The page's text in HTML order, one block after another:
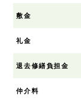
敷金
礼金
退去修繕負担金
仲介料